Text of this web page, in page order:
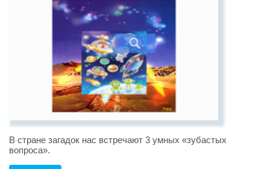
В стране загадок нас встречают 3 умных «зубастых
вопроса».